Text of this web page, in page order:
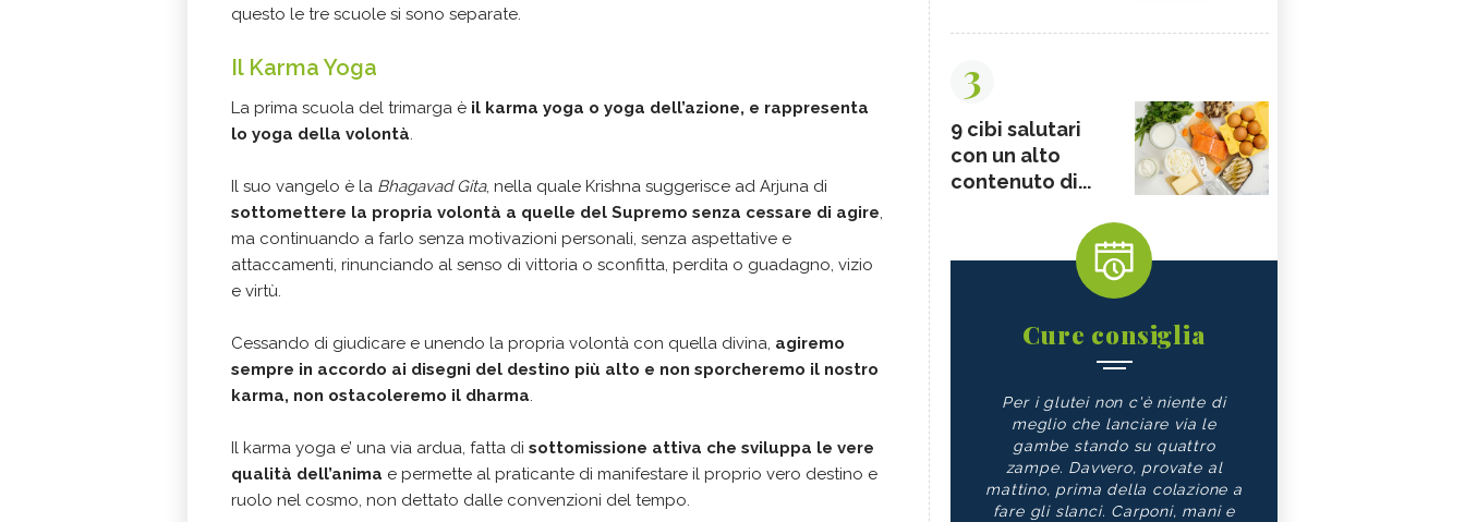
questo le tre scuole si sono separate.
Il Karma Yoga
La prima scuola del trimarga è il karma yoga o yoga dell’azione, e rappresenta
lo yoga della volontà.
Il suo vangelo è la Bhagavad Gita, nella quale Krishna suggerisce ad Arjuna di
sottomettere la propria volontà a quelle del Supremo senza cessare di agire,
ma continuando a farlo senza motivazioni personali, senza aspettative e
attaccamenti, rinunciando al senso di vittoria o sconfitta, perdita o guadagno, vizio
e virtù.
Cessando di giudicare e unendo la propria volontà con quella divina, agiremo
sempre in accordo ai disegni del destino più alto e non sporcheremo il nostro
karma, non ostacoleremo il dharma.
Il karma yoga e’ una via ardua, fatta di sottomissione attiva che sviluppa le vere
qualità dell’anima e permette al praticante di manifestare il proprio vero destino e
ruolo nel cosmo, non dettato dalle convenzioni del tempo.
3
9 cibi salutari
con un alto
contenuto di...
Cure consiglia
Per i glutei non c'è niente di
meglio che lanciare via le
gambe stando su quattro
zampe. Davvero, provate al
mattino, prima della colazione a
fare gli slanci. Carponi, mani e